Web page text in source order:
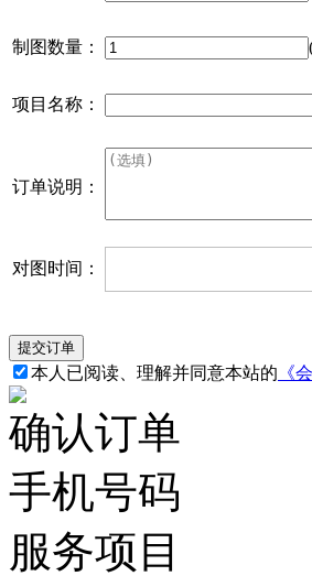
制图数量：
项目名称：
订单说明：
对图时间：
本人已阅读、理解并同意本站的 《
确认订单
手机号码
服务项目